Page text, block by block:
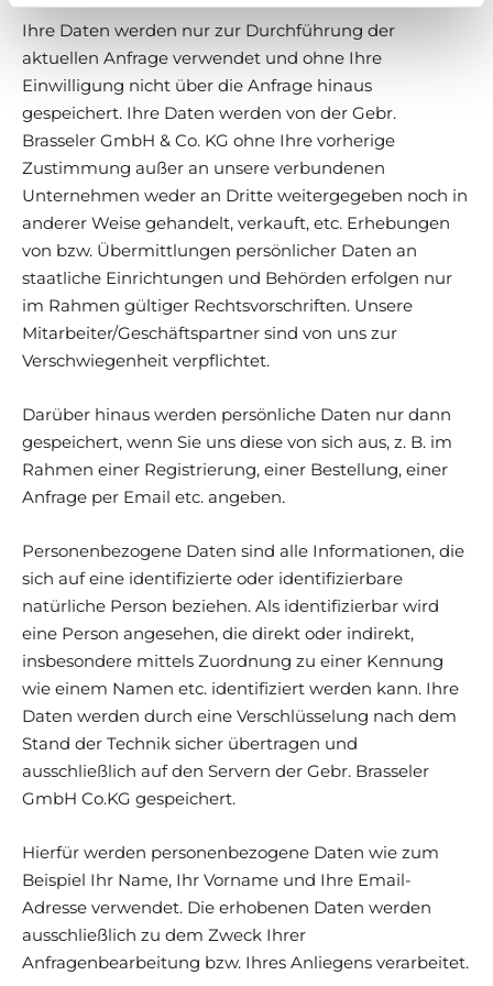
Ihre Daten werden nur zur Durchführung der
aktuellen Anfrage verwendet und ohne Ihre
Einwilligung nicht über die Anfrage hinaus
gespeichert. Ihre Daten werden von der Gebr.
Brasseler GmbH & Co. KG ohne Ihre vorherige
Zustimmung außer an unsere verbundenen
Unternehmen weder an Dritte weitergegeben noch in
anderer Weise gehandelt, verkauft, etc. Erhebungen
von bzw. Übermittlungen persönlicher Daten an
staatliche Einrichtungen und Behörden erfolgen nur
im Rahmen gültiger Rechtsvorschriften. Unsere
Mitarbeiter/Geschäftspartner sind von uns zur
Verschwiegenheit verpflichtet.
Darüber hinaus werden persönliche Daten nur dann
gespeichert, wenn Sie uns diese von sich aus, z. B. im
Rahmen einer Registrierung, einer Bestellung, einer
Anfrage per Email etc. angeben.
Personenbezogene Daten sind alle Informationen, die
sich auf eine identifizierte oder identifizierbare
natürliche Person beziehen. Als identifizierbar wird
eine Person angesehen, die direkt oder indirekt,
insbesondere mittels Zuordnung zu einer Kennung
wie einem Namen etc. identifiziert werden kann. Ihre
Daten werden durch eine Verschlüsselung nach dem
Stand der Technik sicher übertragen und
ausschließlich auf den Servern der Gebr. Brasseler
GmbH Co.KG gespeichert.
Hierfür werden personenbezogene Daten wie zum
Beispiel Ihr Name, Ihr Vorname und Ihre Email-
Adresse verwendet. Die erhobenen Daten werden
ausschließlich zu dem Zweck Ihrer
Anfragenbearbeitung bzw. Ihres Anliegens verarbeitet.